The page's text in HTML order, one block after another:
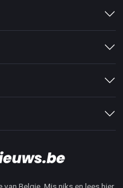
Belgie. Mis niks en lees hier